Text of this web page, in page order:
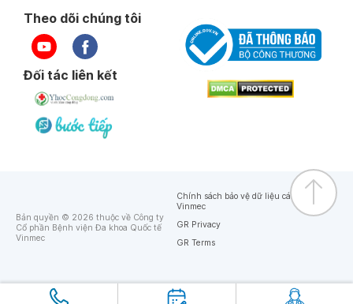
Theo dõi chúng tôi
Đối tác liên kết
Bản quyền © 2026 thuộc về Công ty
Cổ phần Bệnh viện Đa khoa Quốc tế
Vinmec
Chính sách bảo vệ dữ liệu cá nhân của
Vinmec
GR Privacy
GR Terms